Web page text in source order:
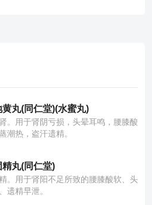
黄丸(同仁堂)(水蜜丸)
。用于肾阴亏损，头晕耳鸣，腰膝酸
潮热，盗汗遗精。
精丸(同仁堂)
。用于肾阳不足所致的腰膝酸软、头
遗精早泄。